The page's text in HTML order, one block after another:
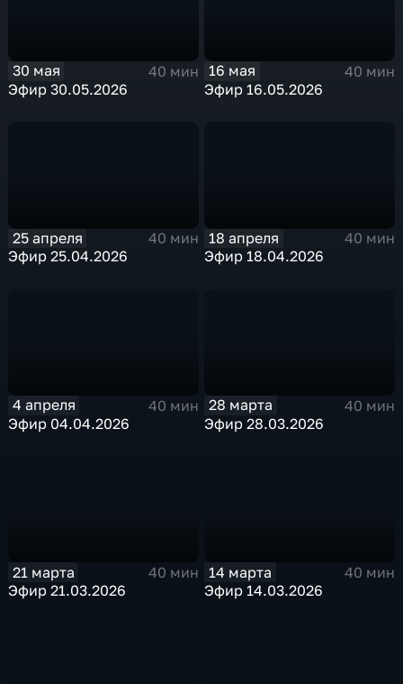
30 мая
40 мин
Эфир 30.05.2026
16 мая
40 мин
Эфир 16.05.2026
25 апреля
40 мин
Эфир 25.04.2026
18 апреля
40 мин
Эфир 18.04.2026
4 апреля
40 мин
Эфир 04.04.2026
28 марта
40 мин
Эфир 28.03.2026
21 марта
40 мин
Эфир 21.03.2026
14 марта
40 мин
Эфир 14.03.2026